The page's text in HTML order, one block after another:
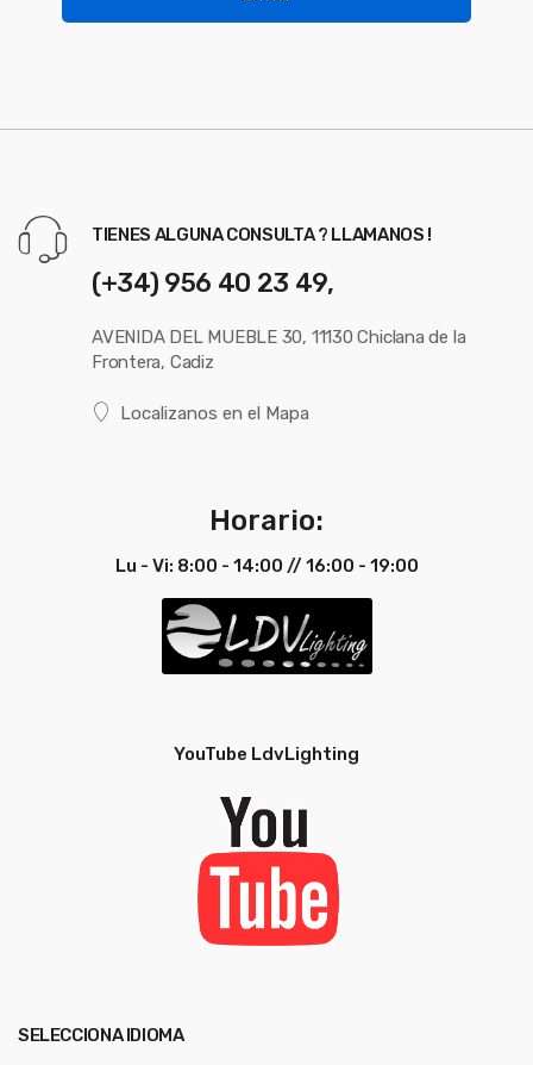
TIENES ALGUNA CONSULTA ? LLAMANOS !
(+34) 956 40 23 49,
AVENIDA DEL MUEBLE 30, 11130 Chiclana de la
Frontera, Cadiz
Localizanos en el Mapa
Horario:
Lu - Vi: 8:00 - 14:00 // 16:00 - 19:00
YouTube LdvLighting
SELECCIONA IDIOMA